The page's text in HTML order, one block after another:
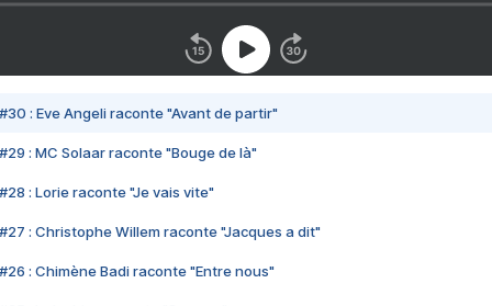
#30 : Eve Angeli raconte "Avant de partir"
#29 : MC Solaar raconte "Bouge de là"
#28 : Lorie raconte "Je vais vite"
#27 : Christophe Willem raconte "Jacques a dit"
#26 : Chimène Badi raconte "Entre nous"